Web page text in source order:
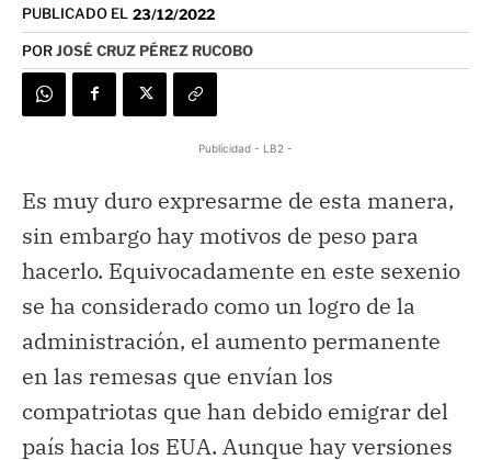
PUBLICADO EL 23/12/2022
PORJOSÉ CRUZ PÉREZ RUCOBO
Publicidad - LB2 -
Es muy duro expresarme de esta manera,
sin embargo hay motivos de peso para
hacerlo. Equivocadamente en este sexenio
se ha considerado como un logro de la
administración, el aumento permanente
en las remesas que envían los
compatriotas que han debido emigrar del
país hacia los EUA. Aunque hay versiones